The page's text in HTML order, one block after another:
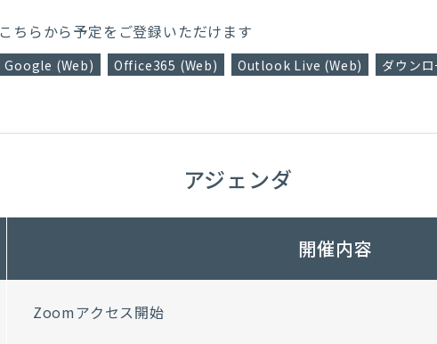
こちらから予定をご登録いただけます
Google (Web) Office365 (Web) Outlook Live (Web) ダウン
アジェンダ
開催内容
Zoomアクセス開始